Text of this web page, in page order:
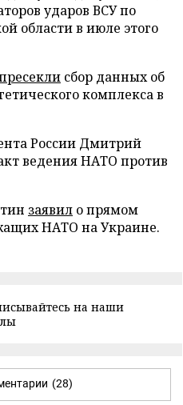
ударов ВСУ по
области в июле этого
сбор данных об
комплекса в
России Дмитрий
ведения НАТО против
заявил о прямом
НАТО на Украине.
на наши
(28)